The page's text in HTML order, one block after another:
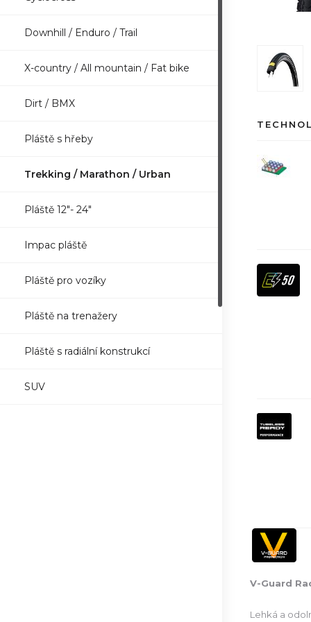
Downhill / Enduro / Trail
X-country / All mountain / Fat bike
Dirt / BMX
Pláště s hřeby
Trekking / Marathon / Urban
Pláště 12"- 24"
Impac pláště
Pláště pro vozíky
Pláště na trenažery
Pláště s radiální konstrukcí
SUV
V-Guard
Lehká a